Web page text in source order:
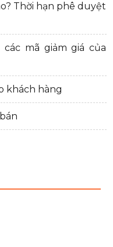
Thời hạn phê duyệt
mã giảm giá của
khách hàng